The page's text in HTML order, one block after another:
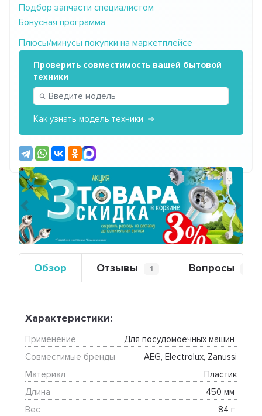
Подбор запчасти специалистом
Бонусная программа
Плюсы/минусы покупки на маркетплейсе
Проверить совместимость вашей бытовой
техники
Как узнать модель техники
Предыдущий
Обзор Отзывы 1 Вопросы
Характеристики:
Применение
Для посудомоечных машин
Совместимые бренды
AEG, Electrolux, Zanussi
Материал
Пластик
Длина
450 мм
Вес
84 г